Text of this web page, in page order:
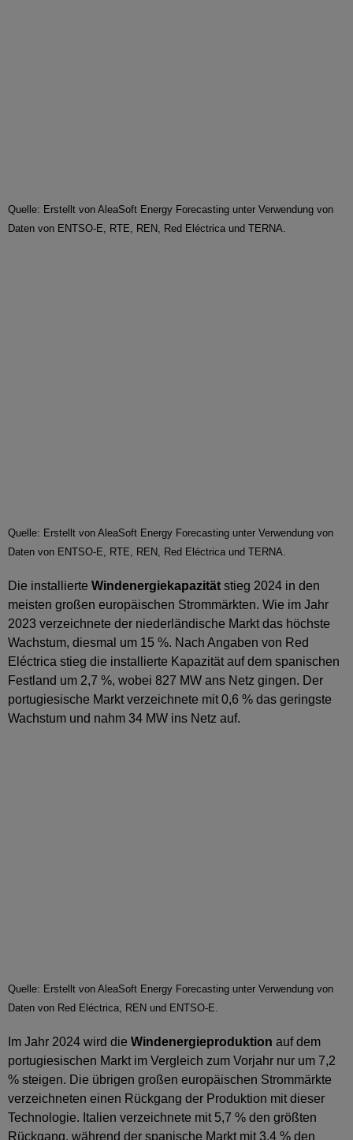
Quelle: Erstellt von AleaSoft Energy Forecasting unter Verwendung von
Daten von ENTSO-E, RTE, REN, Red Eléctrica und TERNA.
Quelle: Erstellt von AleaSoft Energy Forecasting unter Verwendung von
Daten von ENTSO-E, RTE, REN, Red Eléctrica und TERNA.
Die installierte Windenergiekapazität stieg 2024 in den
meisten großen europäischen Strommärkten. Wie im Jahr
2023 verzeichnete der niederländische Markt das höchste
Wachstum, diesmal um 15 %. Nach Angaben von Red
Eléctrica stieg die installierte Kapazität auf dem spanischen
Festland um 2,7 %, wobei 827 MW ans Netz gingen. Der
portugiesische Markt verzeichnete mit 0,6 % das geringste
Wachstum und nahm 34 MW ins Netz auf.
Quelle: Erstellt von AleaSoft Energy Forecasting unter Verwendung von
Daten von Red Eléctrica, REN und ENTSO-E.
Im Jahr 2024 wird die Windenergieproduktion auf dem
portugiesischen Markt im Vergleich zum Vorjahr nur um 7,2
% steigen. Die übrigen großen europäischen Strommärkte
verzeichneten einen Rückgang der Produktion mit dieser
Technologie. Italien verzeichnete mit 5,7 % den größten
Rückgang, während der spanische Markt mit 3,4 % den